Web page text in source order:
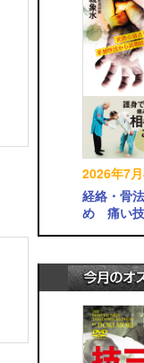
2026年7
経絡・骨
め 痛い技